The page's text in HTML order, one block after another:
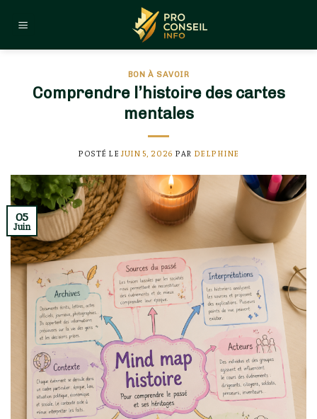
BON À SAVOIR
Comprendre l’histoire des cartes
mentales
POSTÉ LE JUIN 5, 2026 PAR DELPHINE
05
Juin